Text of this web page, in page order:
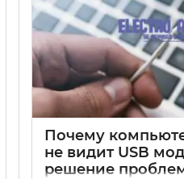
Почему
не видит USB
решение